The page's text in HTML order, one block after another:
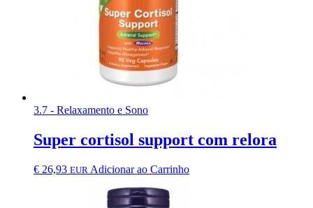
3.7 - Relaxamento e Sono
Super cortisol support com relora
€ 26,93 EUR Adicionar ao Carrinho